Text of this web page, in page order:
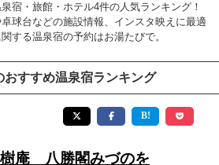
宿・旅館・ホテル4件の人気ランキング！
球台などの施設情報、インスタ映えに最適
する温泉宿の予約はお湯たびで。
おすすめ温泉宿ランキング
庵 八勝閣みづのを